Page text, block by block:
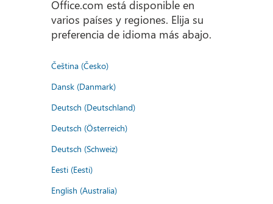
Office.com está disponible en
varios países y regiones. Elija su
preferencia de idioma más abajo.
Čeština (Česko)
Dansk (Danmark)
Deutsch (Deutschland)
Deutsch (Österreich)
Deutsch (Schweiz)
Eesti (Eesti)
English (Australia)